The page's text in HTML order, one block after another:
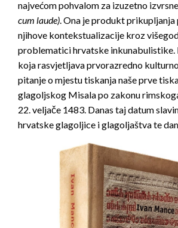
najvećom pohvalom za izuzetno
cum laude) . Ona je produkt
njihove kontekstualizacije kroz
problematici hrvatske inkunabulistike.
koja rasvjetljava prvorazredno
pitanje o mjestu tiskanja naše prve
glagoljskog Misala po zakonu
22. veljače 1483. Danas taj datum
hrvatske glagoljice i glagoljaštva te